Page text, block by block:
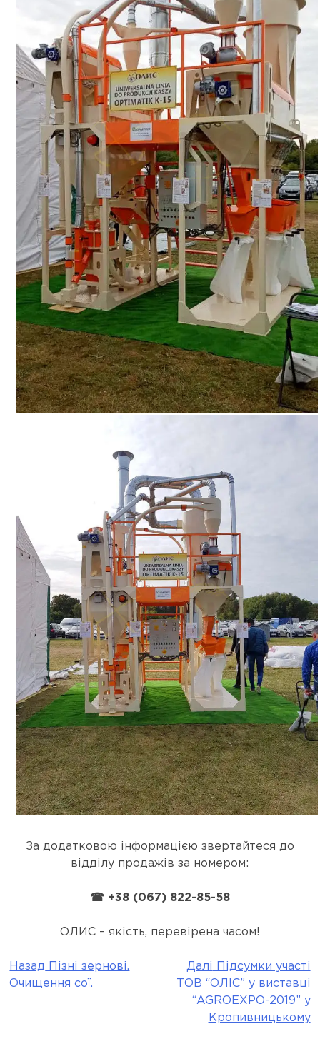
За додатковою інформацією звертайтеся до
відділу продажів за номером:
☎ +38 (067) 822-85-58
ОЛИС – якість, перевірена часом!
Post
Назад
Пізні зернові.
Очищення сої.
Далі
Підсумки участі
ТОВ “ОЛІС” у виставці
“AGROEXPO-2019” у
Кропивницькому